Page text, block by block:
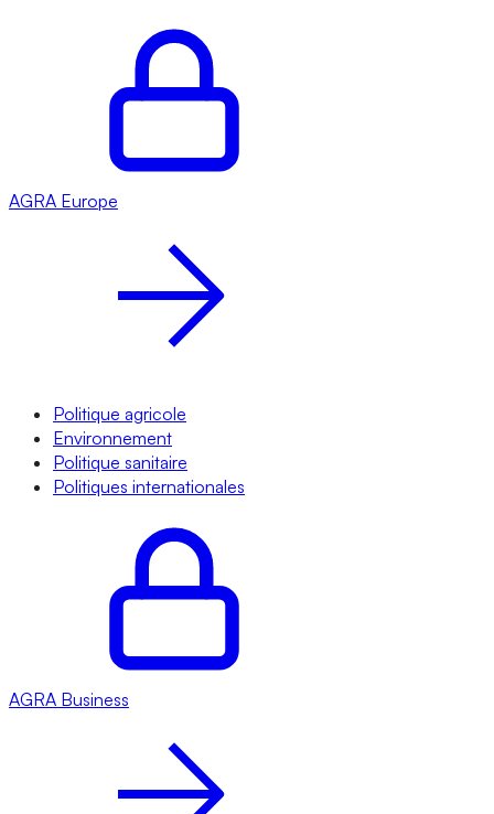
AGRA Europe
Politique agricole
Environnement
Politique sanitaire
Politiques internationales
AGRA Business